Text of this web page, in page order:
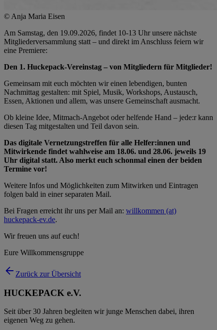
© Anja Maria Eisen
Am Samstag, den 19.09.2026, findet 10-13 Uhr unsere nächste
Mitgliederversammlung statt – und direkt im Anschluss feiern wir
eine Premiere:
Den 1. Huckepack-Vereinstag – von Mitgliedern für Mitglieder!
Gemeinsam mit euch möchten wir einen lebendigen, bunten
Nachmittag gestalten: mit Spiel, Musik, Workshops, Austausch,
Essen, Aktionen und allem, was unsere Gemeinschaft ausmacht.
Ob kleine Idee, Mitmach-Angebot oder helfende Hand – jede:r kann
diesen Tag mitgestalten und Teil davon sein.
Das digitale Vernetzungstreffen für alle Helfer:innen und
Mitwirkende findet wahlweise am 18.06. und 28.06. jeweils 19
Uhr digital statt. Also merkt euch schonmal einen der beiden
Termine vor!
Weitere Infos und Möglichkeiten zum Mitwirken und Eintragen
folgen bald in einer separaten Mail.
Bei Fragen erreicht ihr uns per Mail an: willkommen (at)
huckepack-ev.de.
Wir freuen uns auf euch!
Eure Willkommensgruppe
Zurück zur Übersicht
HUCKEPACK e.V.
Seit über 30 Jahren begleiten wir junge Menschen dabei, ihren
eigenen Weg zu gehen.